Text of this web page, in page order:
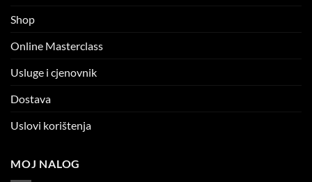
Shop
Online Masterclass
Usluge i cjenovnik
Dostava
Uslovi korištenja
MOJ NALOG